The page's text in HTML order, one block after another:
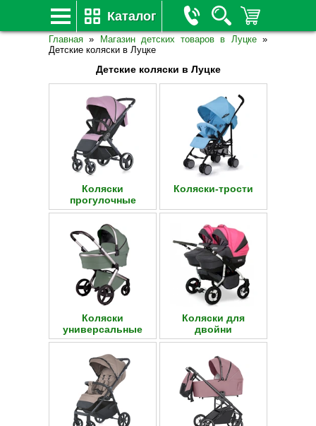
Каталог
Главная » Магазин детских товаров в Луцке »
Детские коляски в Луцке
Детские коляски в Луцке
Коляски
прогулочные
Коляски-трости
Коляски
универсальные
Коляски для
двойни